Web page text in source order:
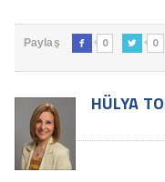
Paylaş  0  0
HÜLYA